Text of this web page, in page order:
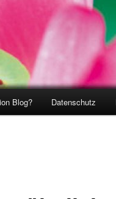
Blog? Datenschutz